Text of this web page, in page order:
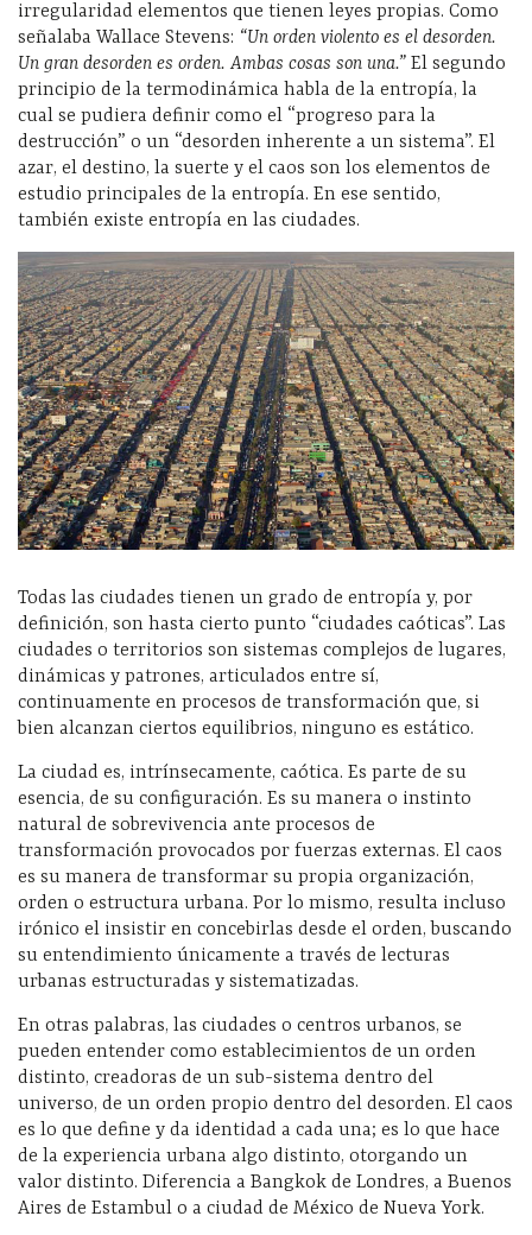
irregularidad elementos que tienen leyes propias. Como
señalaba Wallace Stevens: “Un orden violento es el desorden.
Un gran desorden es orden. Ambas cosas son una.” El segundo
principio de la termodinámica habla de la entropía, la
cual se pudiera definir como el “progreso para la
destrucción” o un “desorden inherente a un sistema”. El
azar, el destino, la suerte y el caos son los elementos de
estudio principales de la entropía. En ese sentido,
también existe entropía en las ciudades.
Todas las ciudades tienen un grado de entropía y, por
definición, son hasta cierto punto “ciudades caóticas”. Las
ciudades o territorios son sistemas complejos de lugares,
dinámicas y patrones, articulados entre sí,
continuamente en procesos de transformación que, si
bien alcanzan ciertos equilibrios, ninguno es estático.
La ciudad es, intrínsecamente, caótica. Es parte de su
esencia, de su configuración. Es su manera o instinto
natural de sobrevivencia ante procesos de
transformación provocados por fuerzas externas. El caos
es su manera de transformar su propia organización,
orden o estructura urbana. Por lo mismo, resulta incluso
irónico el insistir en concebirlas desde el orden, buscando
su entendimiento únicamente a través de lecturas
urbanas estructuradas y sistematizadas.
En otras palabras, las ciudades o centros urbanos, se
pueden entender como establecimientos de un orden
distinto, creadoras de un sub-sistema dentro del
universo, de un orden propio dentro del desorden. El caos
es lo que define y da identidad a cada una; es lo que hace
de la experiencia urbana algo distinto, otorgando un
valor distinto. Diferencia a Bangkok de Londres, a Buenos
Aires de Estambul o a ciudad de México de Nueva York.